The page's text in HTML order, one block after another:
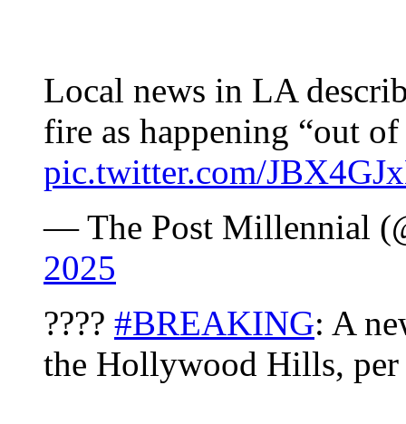
Local news in LA
fire as happening “out
pic.twitter.com/
— The Post Millennial
2025
???? #BREAKING: A
the Hollywood Hills,